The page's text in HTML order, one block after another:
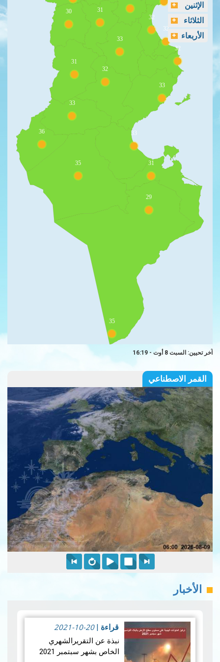
31
30
33
32
32
32
31
32
33
33
33
36
35 31
29
35
الإثنين
الثلاثاء
الأربعاء
آخر تحيين: السبت 8 أوت - 16:19
القمر الاصطناعي
الأخبار
قراءة |
2021-10-20
نبذة عن التقريرالشهري
الخاص بشهر سبتمبر 2021